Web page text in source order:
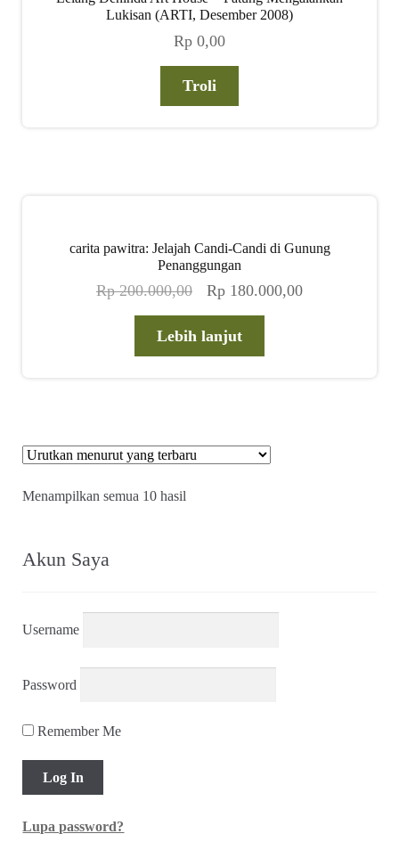
Lukisan (ARTI, Desember 2008)
Rp 0,00
Troli
carita pawitra: Jelajah Candi-Candi di Gunung
Penanggungan
Rp200.000,00
Harga
adalah:
Rp 180.000,00Harga
Lebih lanjut
Menampilkan semua 10 hasil
Akun Saya
Username
Password
Remember Me
Lupa password?